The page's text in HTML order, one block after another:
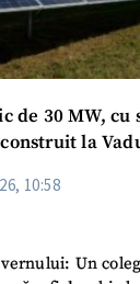
de 30 MW, cu
la
10:58
Un